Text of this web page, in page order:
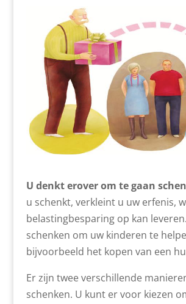
U denkt erover om te gaan
u schenkt, verkleint u uw erfenis,
belastingbesparing op kan
schenken om uw kinderen te
bijvoorbeeld het kopen van een
Er zijn twee verschillende
schenken. U kunt er voor kiezen